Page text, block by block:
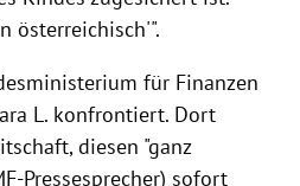
österreichisch'".
für Finanzen
L. konfrontiert. Dort
diesen "ganz
Pressesprecher) sofort